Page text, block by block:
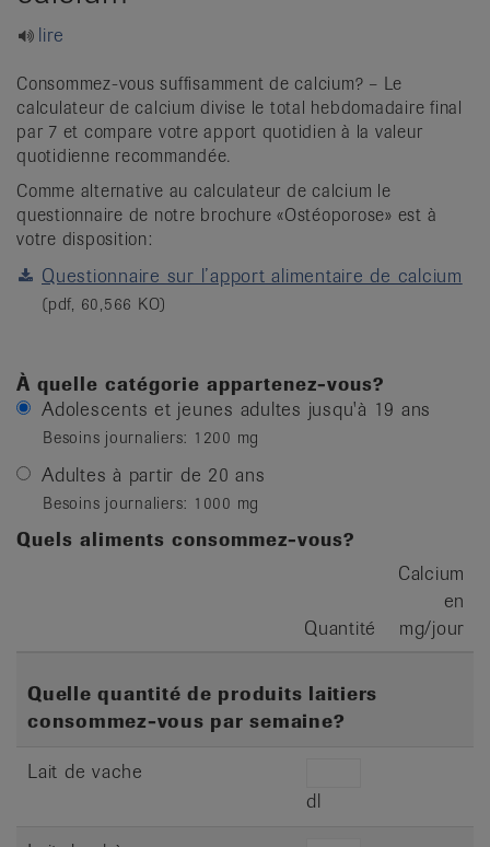
lire
Consommez-vous suffisamment de calcium? – Le
calculateur de calcium divise le total hebdomadaire final
par 7 et compare votre apport quotidien à la valeur
quotidienne recommandée.
Comme alternative au calculateur de calcium le
questionnaire de notre brochure «Ostéoporose» est à
votre disposition:
Questionnaire sur l’apport alimentaire de calcium
(pdf, 60,566 KO)
À quelle catégorie appartenez-vous?
Adolescents et jeunes adultes jusqu'à 19 ans
Besoins journaliers: 1200 mg
Adultes à partir de 20 ans
Besoins journaliers: 1000 mg
Quels aliments consommez-vous?
Quantité
Calcium
en
mg/jour
Quelle quantité de produits laitiers
consommez-vous par semaine?
Lait de vache
dl